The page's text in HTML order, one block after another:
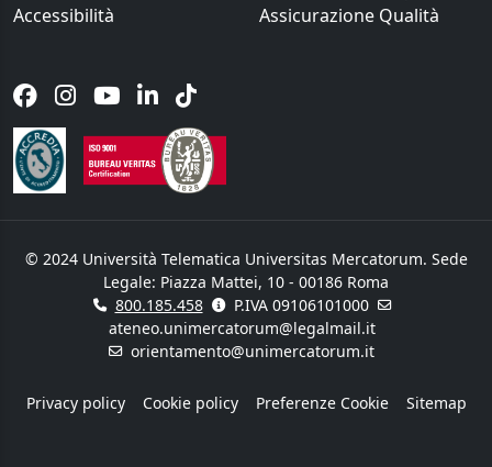
Accessibilità
Assicurazione Qualità
© 2024 Università Telematica Universitas Mercatorum. Sede
Legale: Piazza Mattei, 10 - 00186 Roma
800.185.458
P.IVA 09106101000
ateneo.unimercatorum@legalmail.it
orientamento@unimercatorum.it
Privacy policy Cookie policy Preferenze Cookie Sitemap